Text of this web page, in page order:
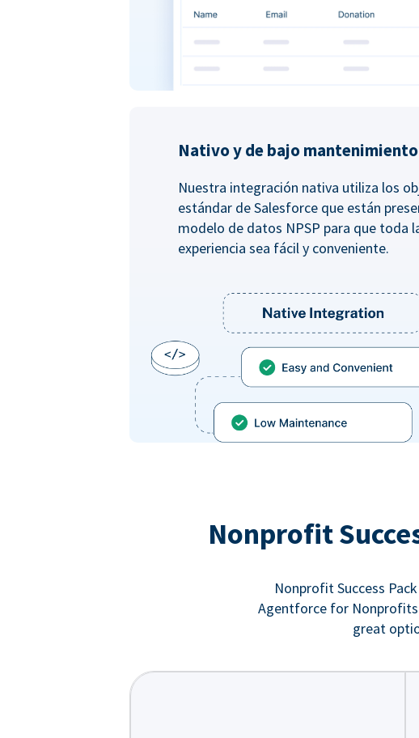
Nativo y de bajo mantenimiento
Nuestra integración nativa utiliza los
estándar de Salesforce que están
modelo de datos NPSP para que toda
experiencia sea fácil y conveniente.
Nonprofit
Nonprofit Success
Agentforce for
great